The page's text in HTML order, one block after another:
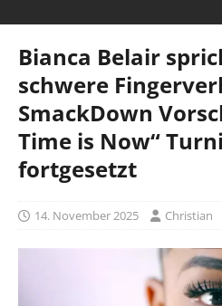
Bianca Belair
schwere
SmackDown
Time is Now“
fortgesetzt
14. November 2025 Christian